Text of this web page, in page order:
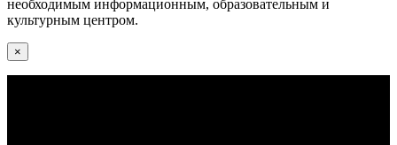
необходимым информационным, образовательным и
культурным центром.
×